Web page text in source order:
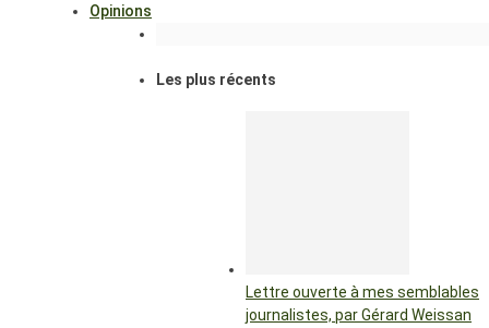
Opinions
Les plus récents
Lettre ouverte à mes semblables
journalistes, par Gérard Weissan